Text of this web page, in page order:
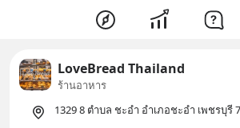
LoveBread Thailand
ร้านอาหาร
1329 8 ตำบล ชะอำ อำเภอชะอำ เพชรบุรี